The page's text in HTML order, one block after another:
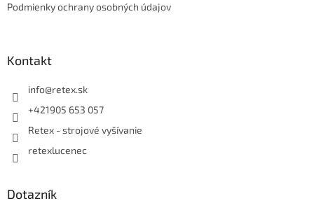
Podmienky ochrany osobných údajov
Kontakt
info@retex.sk
+421905 653 057
Retex - strojové vyšívanie
retexlucenec
Dotazník